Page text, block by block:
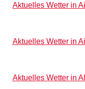
Aktuelles Wetter in
Aktuelles Wetter in
Aktuelles Wetter in